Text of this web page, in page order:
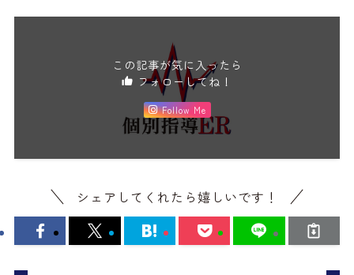
この記事が気に入ったら
フォローしてね！
Follow Me
シェアしてくれたら嬉しいです！